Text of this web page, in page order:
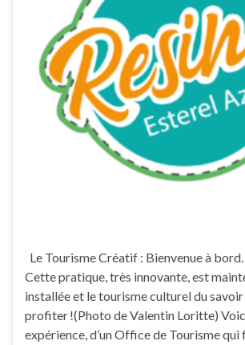
Le Tourisme Créatif : Bienvenue à
Cette pratique, très innovante, est
installée et le tourisme culturel du
profiter !(Photo de Valentin Loritte)
expérience, d’un Office de Tourisme